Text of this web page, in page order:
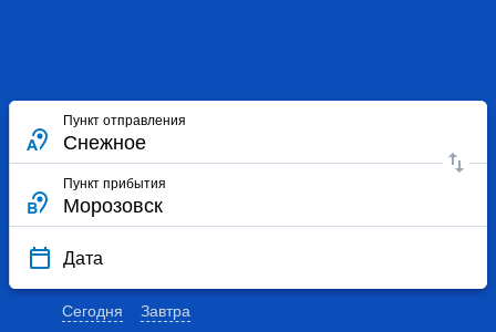
Пункт отправления
Пункт прибытия
Дата
Сегодня Завтра